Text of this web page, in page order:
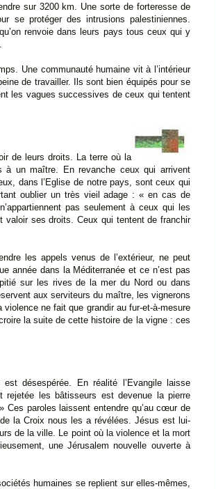
sur 3200 km. Une sorte de forteresse de
se protéger des intrusions palestiniennes.
renvoie dans leurs pays tous ceux qui y
Une communauté humaine vit à l’intérieur
de travailler. Ils sont bien équipés pour se
les vagues successives de ceux qui tentent
de leurs droits. La terre où la
à un maître. En revanche ceux qui arrivent
dans l’Eglise de notre pays, sont ceux qui
oublier un très vieil adage : « en cas de
pas seulement à ceux qui les
ses droits. Ceux qui tentent de franchir
les appels venus de l’extérieur, ne peut
année dans la Méditerranée et ce n’est pas
sur les rives de la mer du Nord ou dans
aux serviteurs du maître, les vignerons
ne fait que grandir au fur-et-à-mesure
la suite de cette histoire de la vigne : ces
désespérée. En réalité l’Evangile laisse
rejetée les bâtisseurs est devenue la pierre
Ces paroles laissent entendre qu’au cœur de
la Croix nous les a révélées. Jésus est lui-
de la ville. Le point où la violence et la mort
une Jérusalem nouvelle ouverte à
humaines se replient sur elles-mêmes,